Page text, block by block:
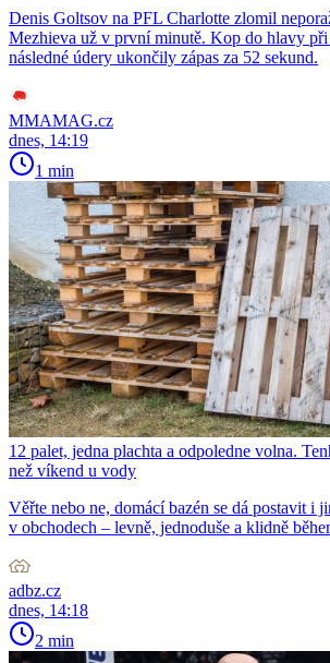
Denis Goltsov na PFL Charlotte zlomil
Mezhieva už v první minutě. Kop do hlavy při
následné údery ukončily zápas za 52 sekund.
MMAMAG.cz
dnes, 14:19
1 min
12 palet, jedna plachta a odpoledne volna.
než víkend u vody
Věřte nebo ne, domácí bazén se dá postavit i
v obchodech – levně, jednoduše a klidně
adbz.cz
dnes, 14:18
2 min